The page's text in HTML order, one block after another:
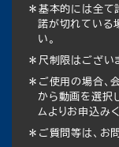
＊基本的には全て
諾が切れている
い。
＊尺制限はござい
＊ご使用の場合、
から動画を選択
ムよりお申込み
＊ご質問等は、お